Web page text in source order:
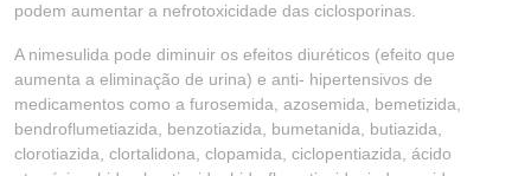
podem aumentar a nefrotoxicidade das ciclosporinas.
A nimesulida pode diminuir os efeitos diuréticos (efeito que
aumenta a eliminação de urina) e anti- hipertensivos de
medicamentos como a furosemida, azosemida, bemetizida,
bendroflumetiazida, benzotiazida, bumetanida, butiazida,
clorotiazida, clortalidona, clopamida, ciclopentiazida, ácido